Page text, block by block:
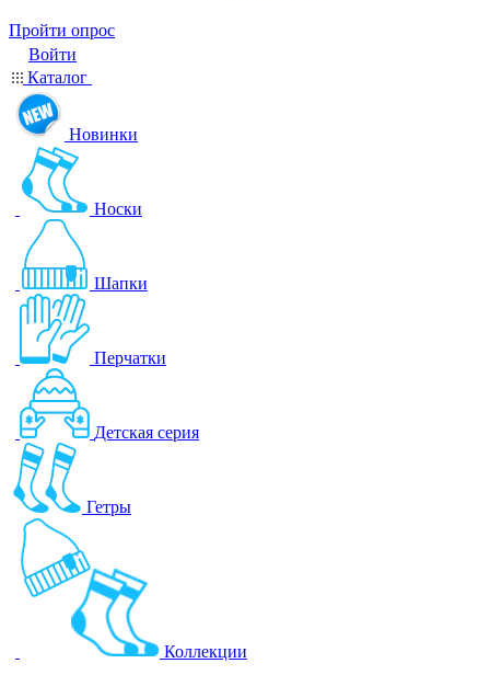
Пройти опрос
Войти
Каталог
Новинки
Носки
Шапки
Перчатки
Детская серия
Гетры
Коллекции